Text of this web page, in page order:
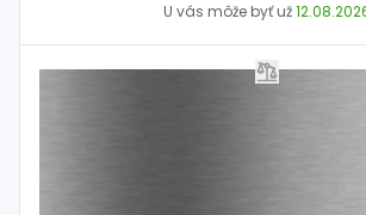
U vás môže byť už